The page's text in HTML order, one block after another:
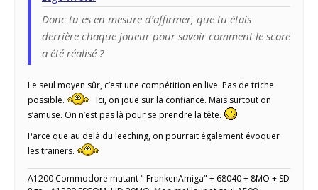
Donc tu es en mesure d’affirmer, que tu étais
derrière chaque joueur pour savoir comment le score
a été réalisé ?
Le seul moyen sûr, c’est une compétition en live. Pas de triche
possible.
Ici, on joue sur la confiance. Mais surtout on
s’amuse. On n’est pas là pour se prendre la tête.
Parce que au delà du leeching, on pourrait également évoquer
les trainers.
A1200 Commodore mutant " FrankenAmiga" + 68040 + 8MO + SD